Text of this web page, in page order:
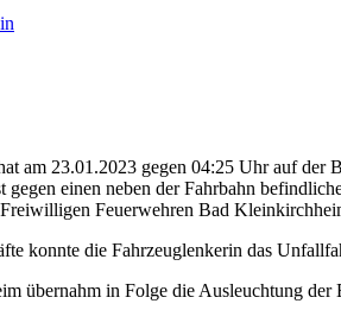
am 23.01.2023 gegen 04:25 Uhr auf
einen neben der Fahrbahn
Feuerwehren Bad
konnte die Fahrzeuglenkerin das
übernahm in Folge die Ausleuchtung der